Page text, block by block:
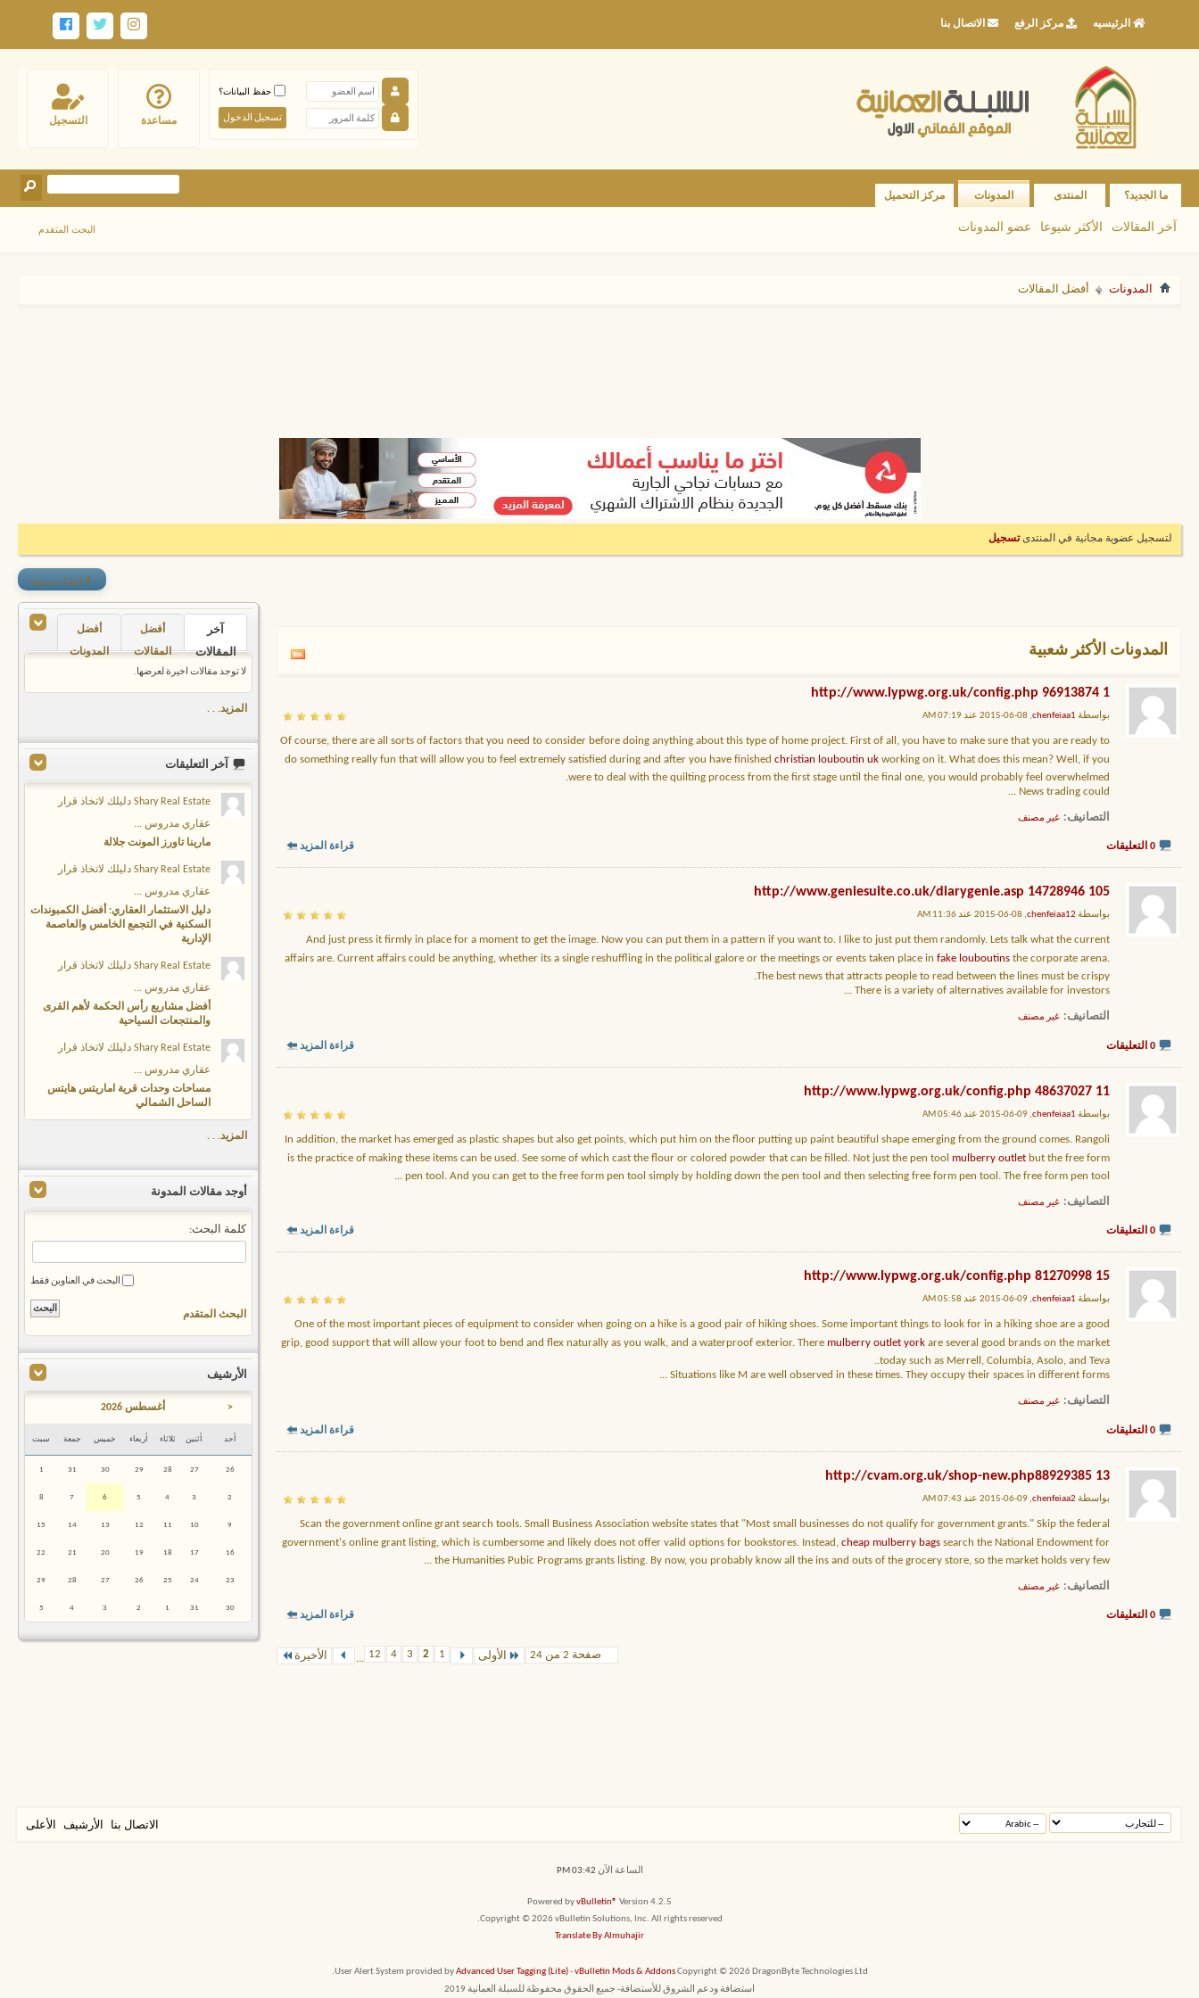
الرئيسيه مركز الرفع الاتصال بنا
التسجيل مساعدة
حفظ البيانات؟
ما الجديد؟ المنتدى المدونات
آخر المقالات الأكثر شيوعا عضو المدونات
مركز التحميل
البحث المتقدم
المدونات أفضل المقالات
لتسجيل عضوية مجانية في المنتدىتسجيل
المدونات الأكثر شعبية
1 http://www.lypwg.org.uk/config.php 96913874
بواسطة chenfeiaa1, 08-06-2015 عند 07:19 AM
Of course, there are all sorts of factors that you need to consider before doing anything about this type of home project. First of all, you have to make sure that you are ready to
do something really fun that will allow you to feel extremely satisfied during and after you have finished christian louboutin uk working on it. What does this mean? Well, if you
were to deal with the quilting process from the first stage until the final one, you would probably feel overwhelmed.
News trading could
...
التصانيف غير مصنف
0 التعليقات قراءة المزيد
105 http://www.geniesuite.co.uk/diarygenie.asp 14728946
بواسطة chenfeiaa12, 08-06-2015 عند 11:36 AM
And just press it firmly in place for a moment to get the image. Now you can put them in a pattern if you want to. I like to just put them randomly. Lets talk what the current
affairs are. Current affairs could be anything, whether its a single reshuffling in the political galore or the meetings or events taken place in fake louboutins the corporate arena.
The best news that attracts people to read between the lines must be crispy.
There is a variety of alternatives available for investors
...
التصانيف غير مصنف
0 التعليقات قراءة المزيد
11 http://www.lypwg.org.uk/config.php 48637027
بواسطة chenfeiaa1, 09-06-2015 عند 05:46 AM
In addition, the market has emerged as plastic shapes but also get points, which put him on the floor putting up paint beautiful shape emerging from the ground comes. Rangoli
is the practice of making these items can be used. See some of which cast the flour or colored powder that can be filled. Not just the pen tool mulberry outlet but the free form
pen tool. And you can get to the free form pen tool simply by holding down the pen tool and then selecting free form pen tool. The free form pen tool
...
التصانيف غير مصنف
0 التعليقات قراءة المزيد
15 http://www.lypwg.org.uk/config.php 81270998
بواسطة chenfeiaa1, 09-06-2015 عند 05:58 AM
One of the most important pieces of equipment to consider when going on a hike is a good pair of hiking shoes. Some important things to look for in a hiking shoe are a good
grip, good support that will allow your foot to bend and flex naturally as you walk, and a waterproof exterior. There mulberry outlet york are several good brands on the market
today such as Merrell, Columbia, Asolo, and Teva..
Situations like M are well observed in these times. They occupy their spaces in different forms
...
التصانيف غير مصنف
0 التعليقات قراءة المزيد
13 http://cvam.org.uk/shop-new.php88929385
بواسطة chenfeiaa2, 09-06-2015 عند 07:43 AM
Scan the government online grant search tools. Small Business Association website states that "Most small businesses do not qualify for government grants." Skip the federal
government's online grant listing, which is cumbersome and likely does not offer valid options for bookstores. Instead, cheap mulberry bags search the National Endowment for
the Humanities Pubic Programs grants listing. By now, you probably know all the ins and outs of the grocery store, so the market holds very few
...
التصانيف غير مصنف
0 التعليقات قراءة المزيد
صفحة 2 من 24 الأولى 1
2
3
4
12
... الأخيرة
+ إنشاء مدونة
آخر
المقالات
أفضل
المقالات
أفضل
المدونات
لا توجد مقالات اخيرة لعرضها.
المزيد. . .
آخر التعليقات
Shary Real Estate دليلك لاتخاذ قرار
عقاري مدروس ...
مارينا تاورز المونت جلالة
Shary Real Estate دليلك لاتخاذ قرار
عقاري مدروس ...
دليل الاستثمار العقاري: أفضل الكمبوندات
السكنية في التجمع الخامس والعاصمة
الإدارية
Shary Real Estate دليلك لاتخاذ قرار
عقاري مدروس ...
أفضل مشاريع رأس الحكمة لأهم القرى
والمنتجعات السياحية
Shary Real Estate دليلك لاتخاذ قرار
عقاري مدروس ...
مساحات وحدات قرية اماريتس هايتس
الساحل الشمالي
المزيد. . .
أوجد مقالات المدونة
كلمة البحث:
البحث في العناوين فقط
البحث المتقدم
الأرشيف
< أغسطس 2026
أحد أثنين ثلاثاء أربعاء خميس جمعة سبت
26
27
28
29
30
31
1
2
3
4
5
6
7
8
9
10
11
12
13
14
15
16
17
18
19
20
21
22
23
24
25
26
27
28
29
30
31
1
2
3
4
5
الاتصال بنا الأرشيف الأعلى
الساعة الآن 03:42 PM
Powered byvBulletin® Version 4.2.5
Copyright © 2026 vBulletin Solutions, Inc. All rights reserved.
Translate By Almuhajir
User Alert System provided byAdvanced User Tagging (Lite)-vBulletin Mods & AddonsCopyright © 2026 DragonByte Technologies Ltd.
استضافة ودعم الشروق للأستضافة- جميع الحقوق محفوظة للسبلة العمانية 2019